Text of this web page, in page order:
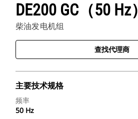
DE200 GC（50 Hz）
柴油发电机组
查找代理商
主要技术规格
频率
50 Hz